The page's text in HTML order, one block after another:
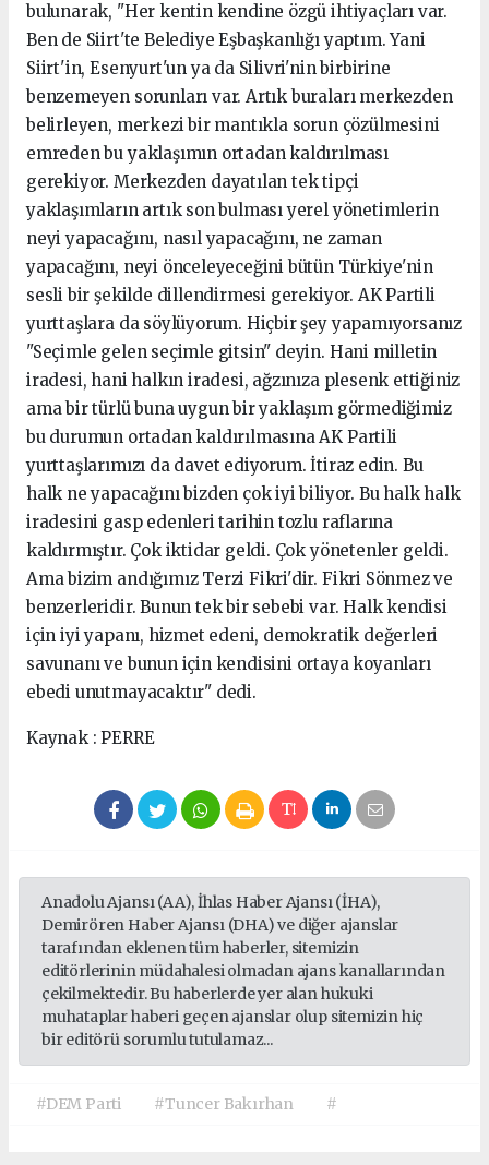
bulunarak, "Her kentin kendine özgü ihtiyaçları var.
Ben de Siirt'te Belediye Eşbaşkanlığı yaptım. Yani
Siirt'in, Esenyurt'un ya da Silivri'nin birbirine
benzemeyen sorunları var. Artık buraları merkezden
belirleyen, merkezi bir mantıkla sorun çözülmesini
emreden bu yaklaşımın ortadan kaldırılması
gerekiyor. Merkezden dayatılan tek tipçi
yaklaşımların artık son bulması yerel yönetimlerin
neyi yapacağını, nasıl yapacağını, ne zaman
yapacağını, neyi önceleyeceğini bütün Türkiye'nin
sesli bir şekilde dillendirmesi gerekiyor. AK Partili
yurttaşlara da söylüyorum. Hiçbir şey yapamıyorsanız
"Seçimle gelen seçimle gitsin" deyin. Hani milletin
iradesi, hani halkın iradesi, ağzınıza plesenk ettiğiniz
ama bir türlü buna uygun bir yaklaşım görmediğimiz
bu durumun ortadan kaldırılmasına AK Partili
yurttaşlarımızı da davet ediyorum. İtiraz edin. Bu
halk ne yapacağını bizden çok iyi biliyor. Bu halk halk
iradesini gasp edenleri tarihin tozlu raflarına
kaldırmıştır. Çok iktidar geldi. Çok yönetenler geldi.
Ama bizim andığımız Terzi Fikri'dir. Fikri Sönmez ve
benzerleridir. Bunun tek bir sebebi var. Halk kendisi
için iyi yapanı, hizmet edeni, demokratik değerleri
savunanı ve bunun için kendisini ortaya koyanları
ebedi unutmayacaktır" dedi.
Kaynak : PERRE
Anadolu Ajansı (AA), İhlas Haber Ajansı (İHA),
Demirören Haber Ajansı (DHA) ve diğer ajanslar
tarafından eklenen tüm haberler, sitemizin
editörlerinin müdahalesi olmadan ajans kanallarından
çekilmektedir. Bu haberlerde yer alan hukuki
muhataplar haberi geçen ajanslar olup sitemizin hiç
bir editörü sorumlu tutulamaz...
#DEM Parti #Tuncer Bakırhan #